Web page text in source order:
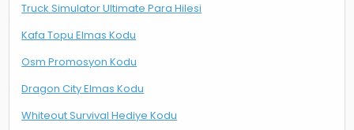
Truck Simulator Ultimate Para Hilesi
Kafa Topu Elmas Kodu
Osm Promosyon Kodu
Dragon City Elmas Kodu
Whiteout Survival Hediye Kodu